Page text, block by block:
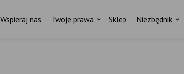
Wspieraj nas Twoje prawa Sklep Niezbędnik